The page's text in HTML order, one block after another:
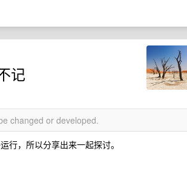
记
changed or developed.
行，所以分享出来一起探讨。